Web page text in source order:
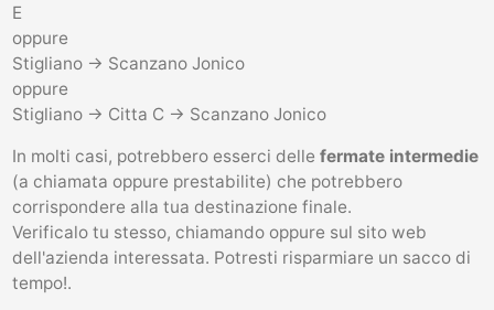
E
oppure
Stigliano -> Scanzano Jonico
oppure
Stigliano -> Citta C -> Scanzano Jonico
In molti casi, potrebbero esserci delle fermate intermedie
(a chiamata oppure prestabilite) che potrebbero
corrispondere alla tua destinazione finale.
Verificalo tu stesso, chiamando oppure sul sito web
dell'azienda interessata. Potresti risparmiare un sacco di
tempo!.